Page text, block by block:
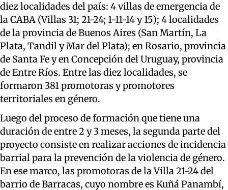
diez localidades del país: 4 villas de emergencia de
la CABA (Villas 31; 21-24; 1-11-14 y 15); 4 localidades
de la provincia de Buenos Aires (San Martín, La
Plata, Tandil y Mar del Plata); en Rosario, provincia
de Santa Fe y en Concepción del Uruguay, provincia
de Entre Ríos. Entre las diez localidades, se
formaron 381 promotoras y promotores
territoriales en género.
Luego del proceso de formación que tiene una
duración de entre 2 y 3 meses, la segunda parte del
proyecto consiste en realizar acciones de incidencia
barrial para la prevención de la violencia de género.
En ese marco, las promotoras de la Villa 21-24 del
barrio de Barracas, cuyo nombre es Kuñá Panambí,